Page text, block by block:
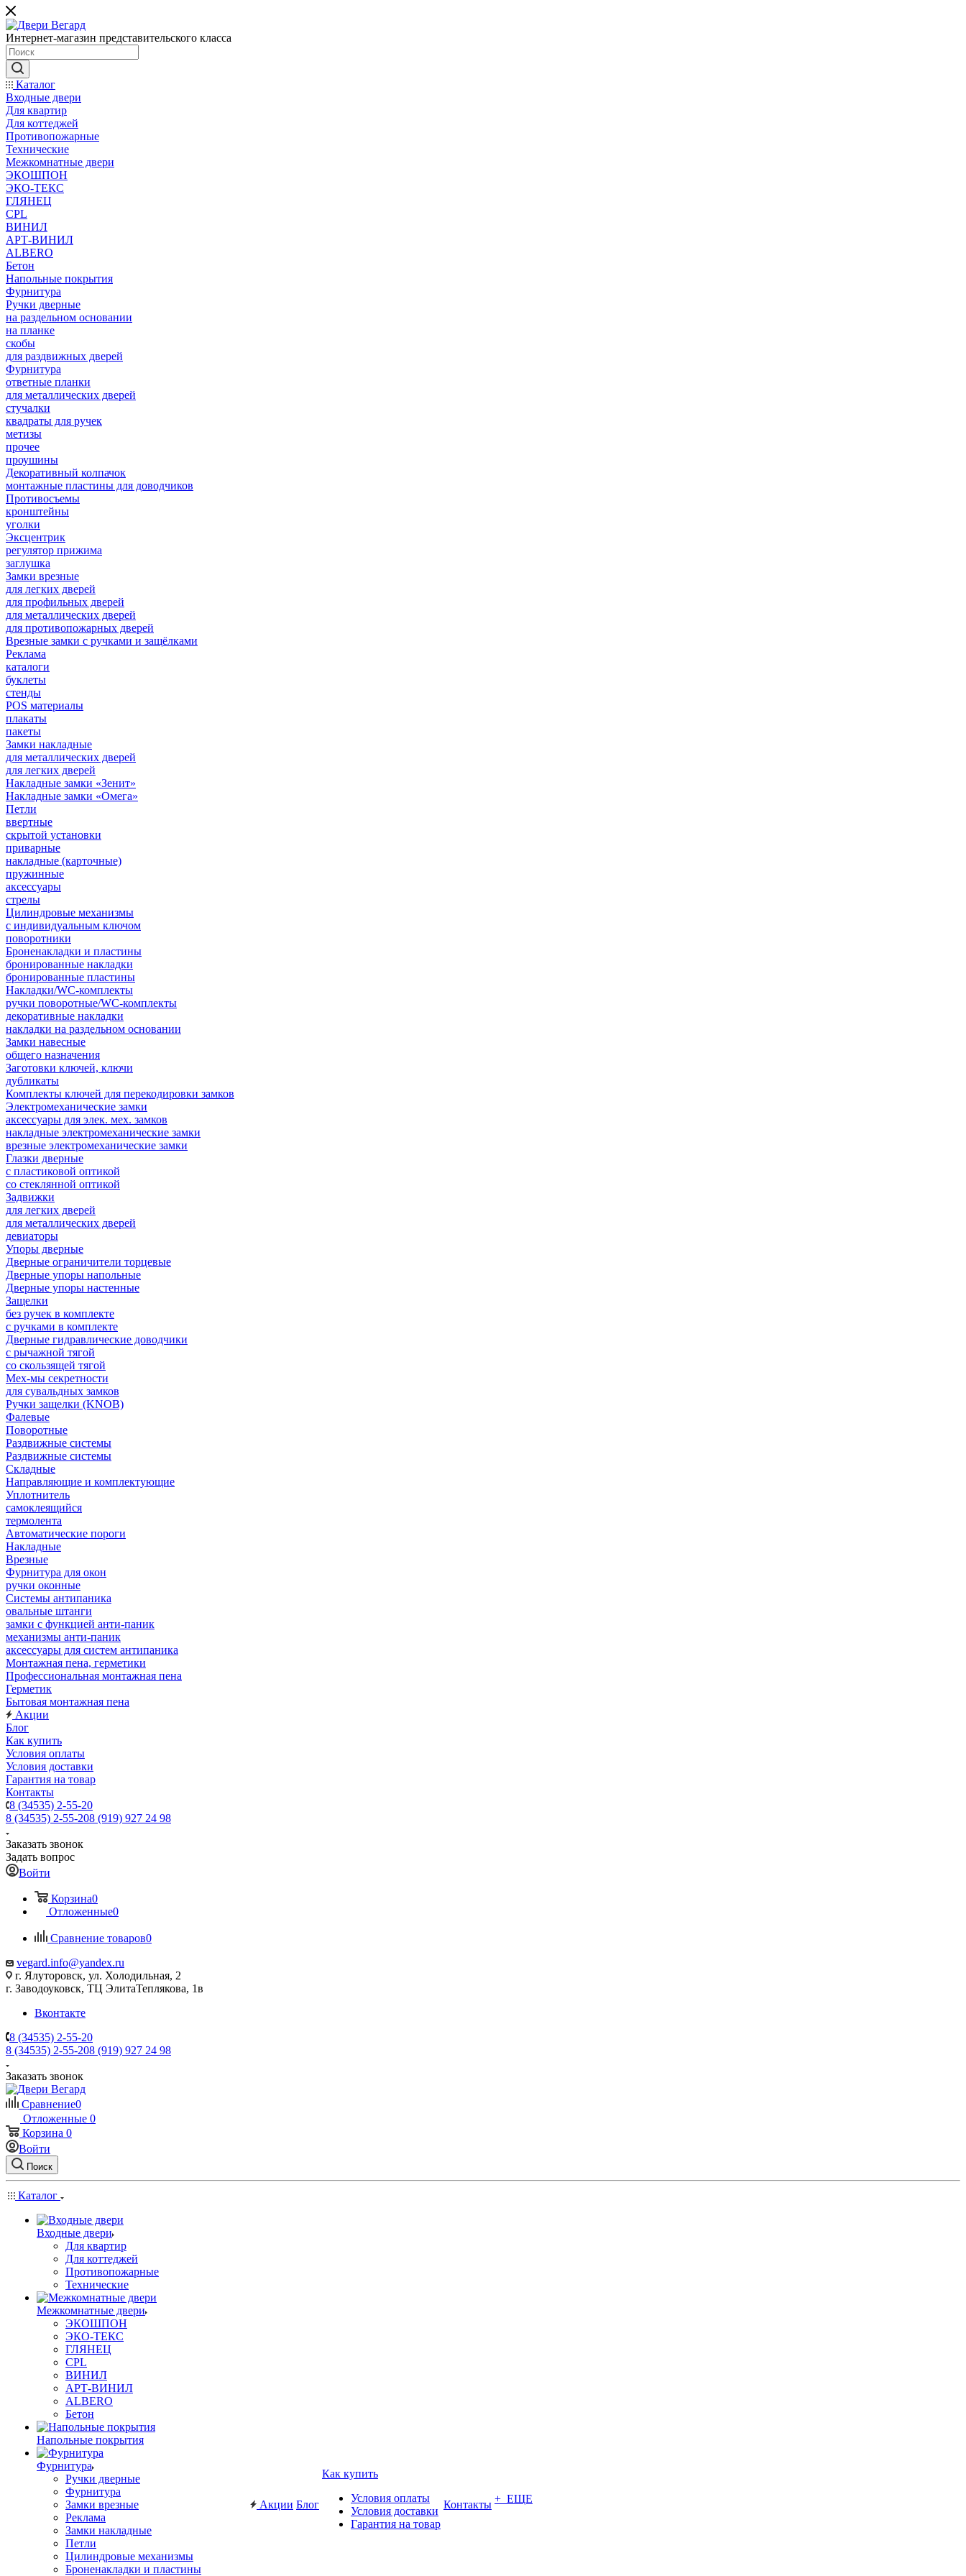
Интернет-магазин представительского класса
Каталог
Входные двери
Для квартир
Для коттеджей
Противопожарные
Технические
Межкомнатные двери
ЭКОШПОН
ЭКО-ТЕКС
ГЛЯНЕЦ
CPL
ВИНИЛ
АРТ-ВИНИЛ
ALBERO
Бетон
Напольные покрытия
Фурнитура
Ручки дверные
на раздельном основании
на планке
скобы
для раздвижных дверей
Фурнитура
ответные планки
для металлических дверей
стучалки
квадраты для ручек
метизы
прочее
проушины
Декоративный колпачок
монтажные пластины для доводчиков
Противосъемы
кронштейны
уголки
Эксцентрик
регулятор прижима
заглушка
Замки врезные
для легких дверей
для профильных дверей
для металлических дверей
для противопожарных дверей
Врезные замки с ручками и защёлками
Реклама
каталоги
буклеты
стенды
POS материалы
плакаты
пакеты
Замки накладные
для металлических дверей
для легких дверей
Накладные замки «Зенит»
Накладные замки «Омега»
Петли
ввертные
скрытой установки
приварные
накладные (карточные)
пружинные
аксессуары
стрелы
Цилиндровые механизмы
с индивидуальным ключом
поворотники
Броненакладки и пластины
бронированные накладки
бронированные пластины
Накладки/WC-комплекты
ручки поворотные/WC-комплекты
декоративные накладки
накладки на раздельном основании
Замки навесные
общего назначения
Заготовки ключей, ключи
дубликаты
Комплекты ключей для перекодировки замков
Электромеханические замки
аксессуары для элек. мех. замков
накладные электромеханические замки
врезные электромеханические замки
Глазки дверные
с пластиковой оптикой
со стеклянной оптикой
Задвижки
для легких дверей
для металлических дверей
девиаторы
Упоры дверные
Дверные ограничители торцевые
Дверные упоры напольные
Дверные упоры настенные
Защелки
без ручек в комплекте
с ручками в комплекте
Дверные гидравлические доводчики
с рычажной тягой
со скользящей тягой
Мех-мы секретности
для сувальдных замков
Ручки защелки (KNOB)
Фалевые
Поворотные
Раздвижные системы
Раздвижные системы
Складные
Направляющие и комплектующие
Уплотнитель
самоклеящийся
термолента
Автоматические пороги
Накладные
Врезные
Фурнитура для окон
ручки оконные
Системы антипаника
овальные штанги
замки с функцией анти-паник
механизмы анти-паник
аксессуары для систем антипаника
Монтажная пена, герметики
Профессиональная монтажная пена
Герметик
Бытовая монтажная пена
Акции
Блог
Как купить
Условия оплаты
Условия доставки
Гарантия на товар
Контакты
8 (34535) 2-55-20
8 (34535) 2-55-208 (919) 927 24 98
Заказать звонок
Задать вопрос
Войти
Корзина0
Отложенные0
Сравнение товаров0
vegard.info@yandex.ru
г. Ялуторовск, ул. Холодильная, 2
г. Заводоуковск, ​ТЦ Элита​Теплякова, 1в
Вконтакте
8 (34535) 2-55-20
8 (34535) 2-55-208 (919) 927 24 98
Заказать звонок
Сравнение0
Отложенные 0
Корзина 0
Войти
Поиск
Каталог
Входные двери
Для квартир
Для коттеджей
Противопожарные
Технические
Межкомнатные двери
ЭКОШПОН
ЭКО-ТЕКС
ГЛЯНЕЦ
CPL
ВИНИЛ
АРТ-ВИНИЛ
ALBERO
Бетон
Напольные покрытия
Фурнитура
Ручки дверные
Фурнитура
Замки врезные
Реклама
Замки накладные
Петли
Цилиндровые механизмы
Броненакладки и пластины
Акции Блог
Как купить
Условия оплаты
Условия доставки
Гарантия на товар
Контакты + ЕЩЕ